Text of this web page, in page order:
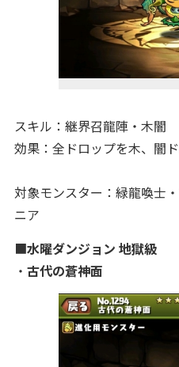
スキル：継界召龍陣・木闇
効果：全ドロップを木、闇
対象モンスター：緑龍喚士
ニア
■水曜ダンジョン 地獄級
・ 古代の蒼神面